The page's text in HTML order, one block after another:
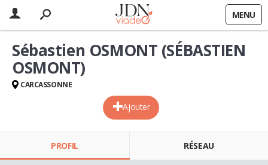
MENU
Ajouter
Sébastien OSMONT (SÉBASTIEN
OSMONT)
CARCASSONNE
PROFIL RÉSEAU